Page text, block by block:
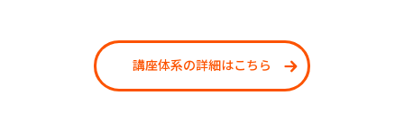
講座体系の詳細はこちら